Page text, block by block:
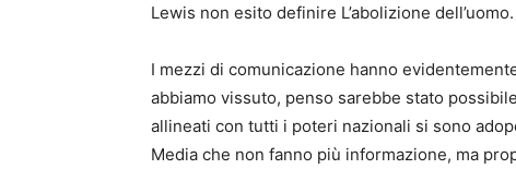
Lewis non esito definire L’abolizione dell’uomo.
I mezzi di comunicazione hanno
abbiamo vissuto, penso sarebbe stato
allineati con tutti i poteri nazionali si sono
Media che non fanno più informazione, ma